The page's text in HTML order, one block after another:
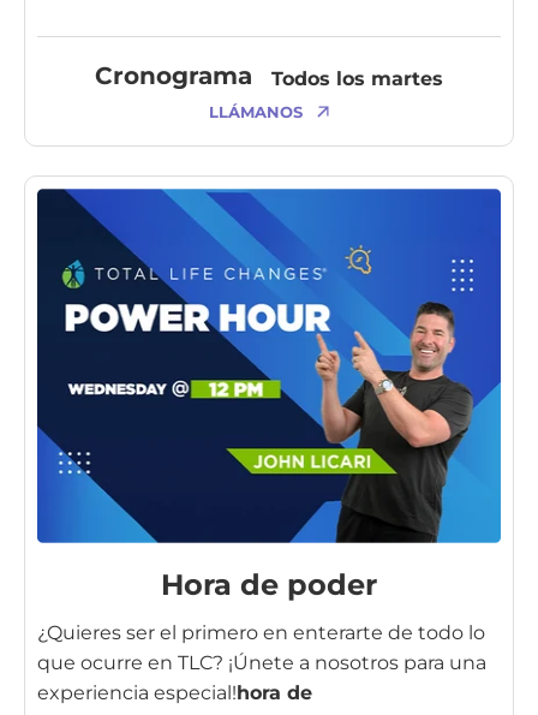
Cronograma Todos los martes
LLÁMANOS
Hora de poder
¿Quieres ser el primero en enterarte de todo lo
que ocurre en TLC? ¡Únete a nosotros para una
experiencia especial!hora de